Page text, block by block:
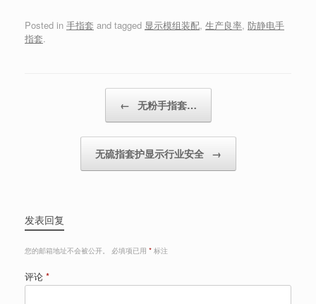
Posted in 手指套 and tagged 显示模组装配, 生产良率, 防静电手
指套.
← 无粉手指套…
无硫指套护显示行业安全 →
发表回复
您的邮箱地址不会被公开。 必填项已用 * 标注
评论 *